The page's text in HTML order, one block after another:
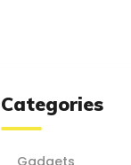
Categories
Gadgets